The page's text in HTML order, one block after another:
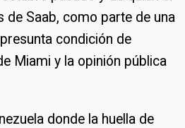
Saab, como parte de una
condición de
Miami y la opinión pública
donde la huella de